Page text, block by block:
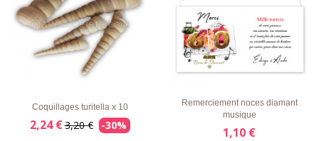
APERÇU
RAPIDE
Coquillages turitella x 10
2,24 €3,20 € -30%
LISTE
APERÇU
DÉTAILS
Remerciement noces diamant
musique
1,10 €